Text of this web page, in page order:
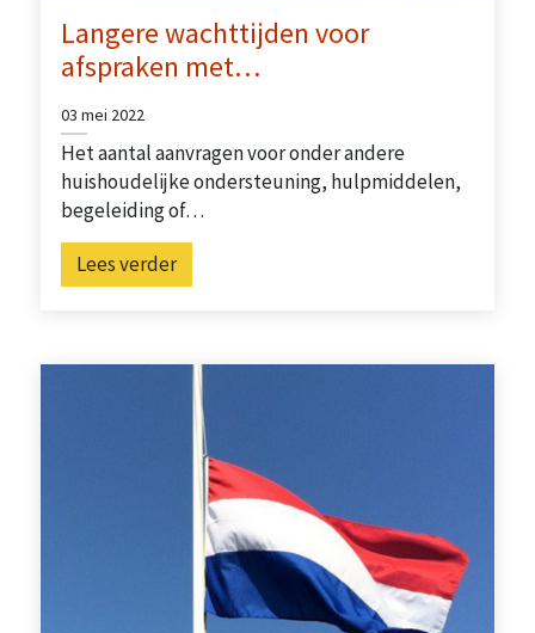
Langere wachttijden voor
afspraken met…
03 mei 2022
Het aantal aanvragen voor onder andere
huishoudelijke ondersteuning, hulpmiddelen,
begeleiding of…
Lees verder